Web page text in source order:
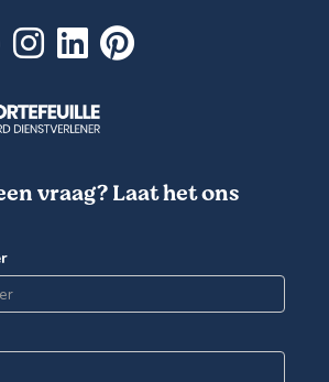
vraag? Laat het ons